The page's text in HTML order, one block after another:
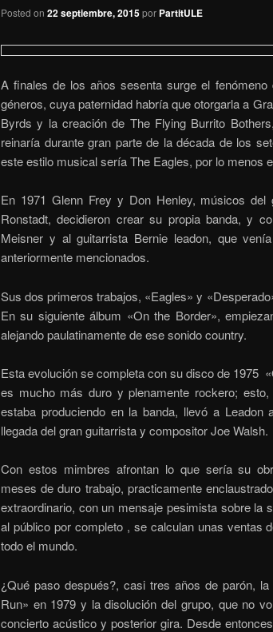
Posted on 22 septiembre, 2015por PartitULE
A finales de los años sesenta surge el
géneros, cuya paternidad habría que otorgarla a
Byrds y la creación de The Flying Burrito
reinaría durante gran parte de la década de los
este estilo musical sería The Eagles, por lo menos
En 1971 Glenn Frey y Don Henley, músicos del
Ronstadt, decidieron crear su propia banda, y
Meisner y al guitarrista Bernie leadon, que
anteriormente mencionados.
Sus dos primeros trabajos, «Eagles» y
En su siguiente álbum «On the Border»,
alejando paulatinamente de ese sonido country.
Esta evolución se completa con su disco de 1975
es mucho más duro y plenamente rockero;
estaba produciendo en la banda, llevó a
llegada del gran guitarrista y compositor Joe Walsh.
Con estos mimbres afrontan lo que sería su
meses de duro trabajo, practicamente
extraordinario, con un mensaje pesimista sobre la
al público por completo , se calculan unas ventas
todo el mundo.
¿Qué paso después?, casi tres años de parón,
Run» en 1979 y la disolución del grupo, que no
concierto acústico y posterior gira. Desde